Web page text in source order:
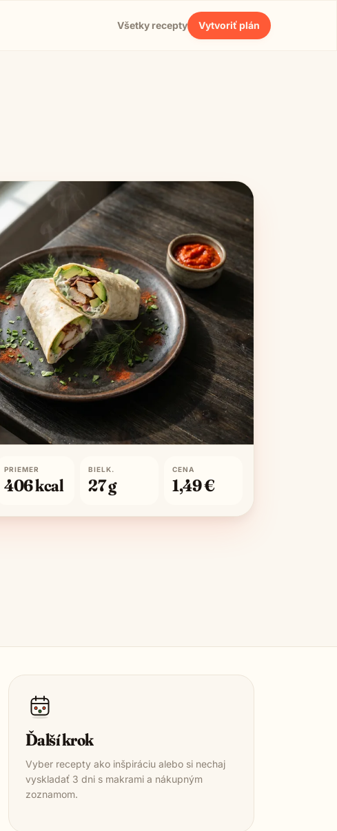
Všetky recepty Vytvoriť plán
PRIEMER
406kcal
BIELK.
27g
CENA
1,49 €
Ďalší krok
Vyber recepty ako inšpiráciu alebo si nechaj
vyskladať 3 dni s makrami a nákupným
zoznamom.